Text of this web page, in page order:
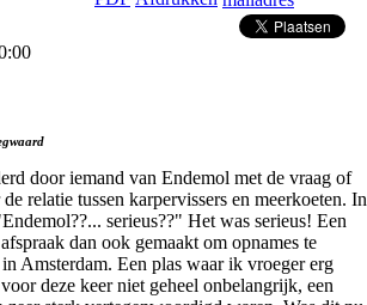
door iemand van Endemol met de vraag of
relatie tussen karpervissers en meerkoeten. In
serieus??" Het was serieus! Een
dan ook gemaakt om opnames te
Amsterdam. Een plas waar ik vroeger erg
deze keer niet geheel onbelangrijk, een